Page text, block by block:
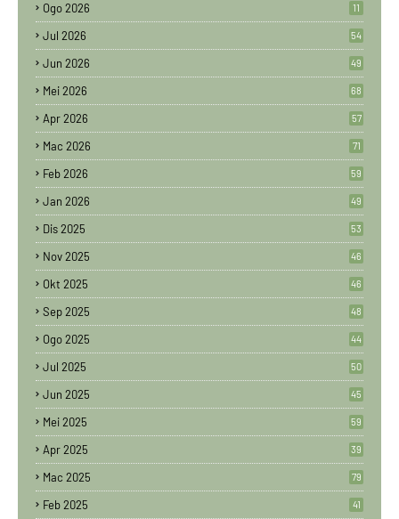
Ogo 2026 11
Jul 2026 54
Jun 2026 49
Mei 2026 68
Apr 2026 57
Mac 2026 71
Feb 2026 59
Jan 2026 49
Dis 2025 53
Nov 2025 46
Okt 2025 46
Sep 2025 48
Ogo 2025 44
Jul 2025 50
Jun 2025 45
Mei 2025 59
Apr 2025 39
Mac 2025 79
Feb 2025 41